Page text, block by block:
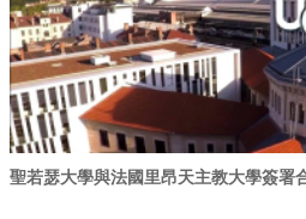
聖若瑟大學與法國里昂天主教大學簽署